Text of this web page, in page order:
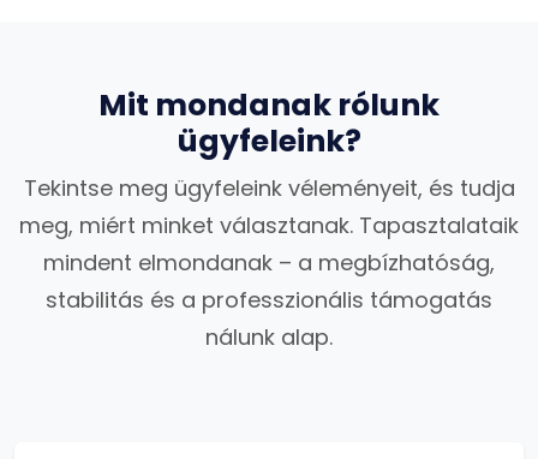
Mit mondanak rólunk
ügyfeleink?
Tekintse meg ügyfeleink véleményeit, és tudja
meg, miért minket választanak. Tapasztalataik
mindent elmondanak – a megbízhatóság,
stabilitás és a professzionális támogatás
nálunk alap.